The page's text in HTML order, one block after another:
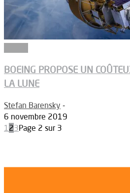
BOEING PROPOSE UN
LA LUNE
Stefan Barensky -
6 novembre 2019
123Page 2 sur 3